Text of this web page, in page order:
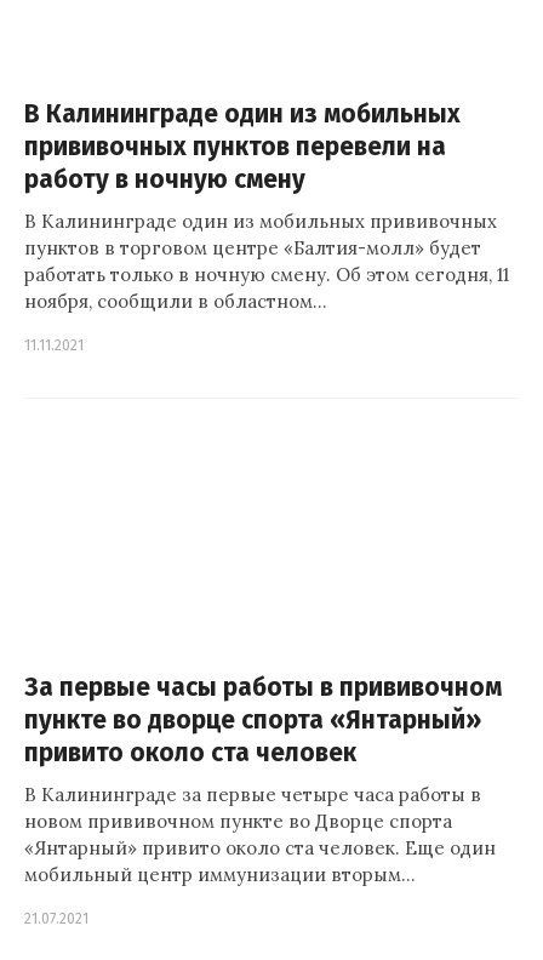
В Калининграде один из мобильных
прививочных пунктов перевели на
работу в ночную смену
В Калининграде один из мобильных прививочных
пунктов в торговом центре «Балтия-молл» будет
работать только в ночную смену. Об этом сегодня, 11
ноября, сообщили в областном…
11.11.2021
За первые часы работы в прививочном
пункте во дворце спорта «Янтарный»
привито около ста человек
В Калининграде за первые четыре часа работы в
новом прививочном пункте во Дворце спорта
«Янтарный» привито около ста человек. Еще один
мобильный центр иммунизации вторым…
21.07.2021